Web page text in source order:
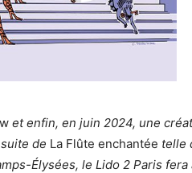
et enfin, en juin 2024, une
de La Flûte enchantée telle
Élysées, le Lido 2 Paris